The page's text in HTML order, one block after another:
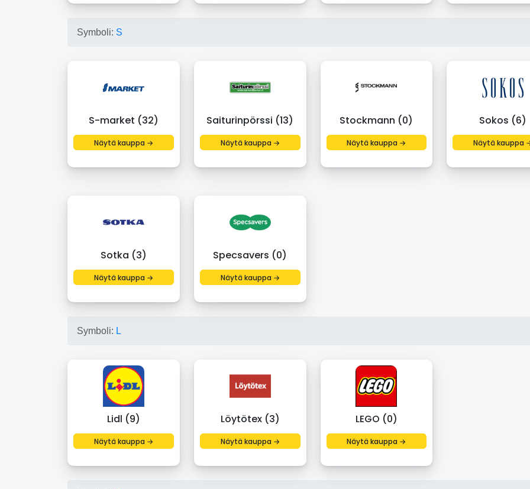
Symboli: S
S-market (32)
Näytä kauppa →
Saiturinpörssi (13)
Näytä kauppa →
Stockmann (0)
Näytä kauppa →
Sokos (6)
Näytä kauppa
Sotka (3)
Näytä kauppa →
Specsavers (0)
Näytä kauppa →
Symboli: L
Lidl (9)
Näytä kauppa →
Löytötex (3)
Näytä kauppa →
LEGO (0)
Näytä kauppa →